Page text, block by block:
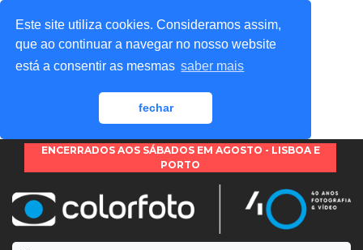
Este site utiliza cookies. Consideramos assim,
que ao continuar a navegar no nosso website
está a consentir as mesmas saber mais
fechar
ENCERRADOS AOS SÁBADOS EM AGOSTO - LISBOA E
PORTO